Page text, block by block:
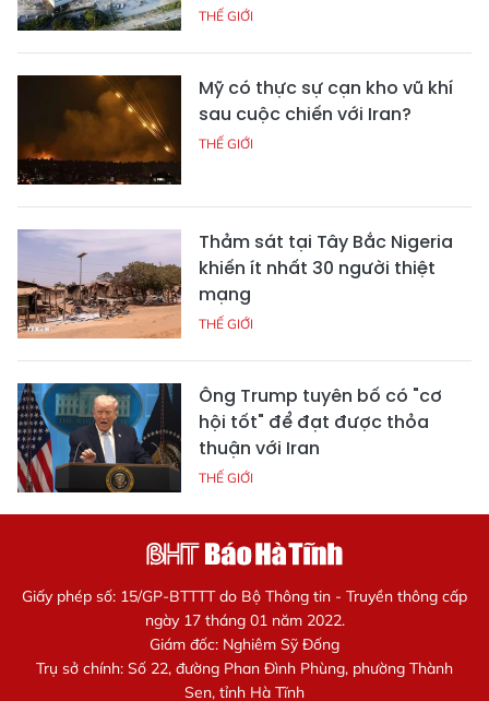
THẾ GIỚI
Mỹ có thực sự cạn kho vũ khí
sau cuộc chiến với Iran?
THẾ GIỚI
Thảm sát tại Tây Bắc Nigeria
khiến ít nhất 30 người thiệt
mạng
THẾ GIỚI
Ông Trump tuyên bố có "cơ
hội tốt" để đạt được thỏa
thuận với Iran
THẾ GIỚI
Giấy phép số: 15/GP-BTTTT do Bộ Thông tin - Truyền thông cấp
ngày 17 tháng 01 năm 2022.
Giám đốc: Nghiêm Sỹ Đống
Trụ sở chính: Số 22, đường Phan Đình Phùng, phường Thành
Sen, tỉnh Hà Tĩnh